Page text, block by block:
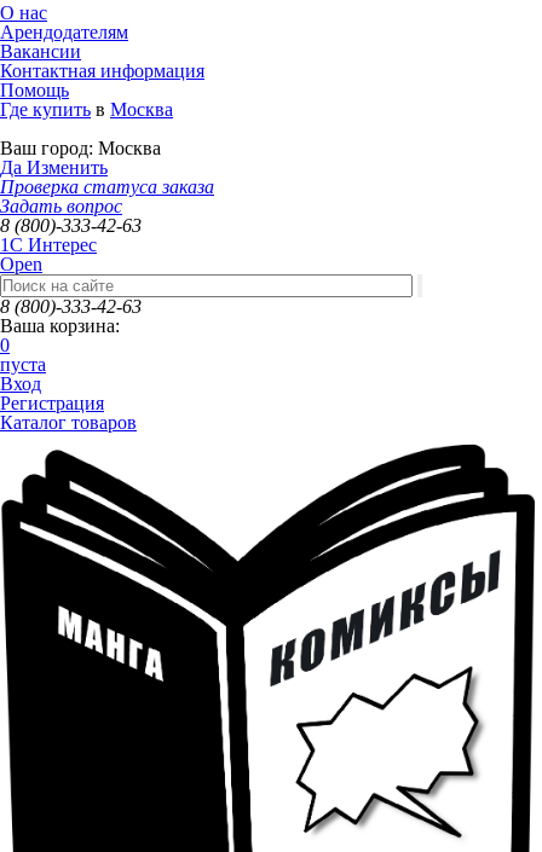
О нас
Арендодателям
Вакансии
Контактная информация
Помощь
Где купить в Москва
Ваш город: Москва
Да Изменить
Проверка статуса заказа
Задать вопрос
8 (800)-333-42-63
1C Интерес
Open
8 (800)-333-42-63
Ваша корзина:
0
пуста
Вход
Регистрация
Каталог товаров